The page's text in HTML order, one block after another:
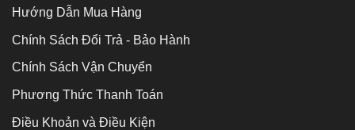
Hướng Dẫn Mua Hàng
Chính Sách Đổi Trả - Bảo Hành
Chính Sách Vận Chuyển
Phương Thức Thanh Toán
Điều Khoản và Điều Kiện